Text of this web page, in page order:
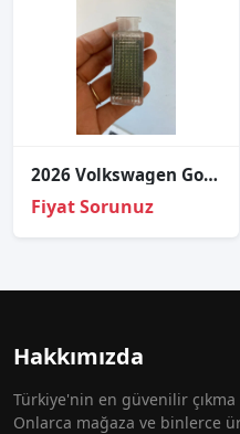
2026 Volkswagen Golf 7 Torpido İç Aydınlatma Lambası LED 5G0947409
Fiyat Sorunuz
Hakkımızda
Türkiye'nin en güvenilir
Onlarca mağaza ve binlerce